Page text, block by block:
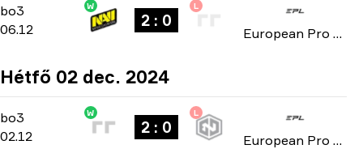
bo3 -bo3
06.12
W
2 : 0
L
European Pro League: Season 21 2024
Hétfő 02 dec. 2024
bo3 -bo3
02.12
W
2 : 0
L
European Pro League: Season 21 2024